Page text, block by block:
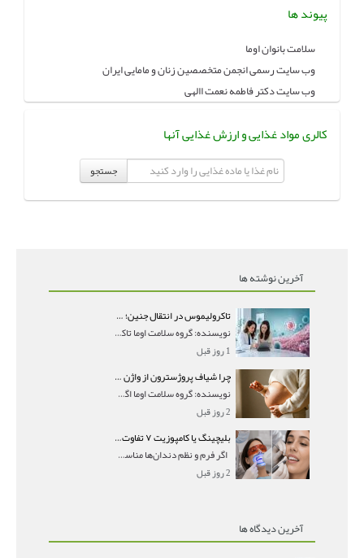
پیوند ها
سلامت بانوان اوما
وب سایت رسمی انجمن متخصصین زنان و مامایی ایران
وب سایت دکتر فاطمه نعمت االهی
کالری مواد غذایی و ارزش غذایی آنها
جستجو
آخرین نوشته ها
تاکرولیموس در انتقال جنین؛ آیا شانس لانه‌گزینی را افزایش می‌دهد؟
نویسنده: گروه سلامت اوما تاکرولیموس در انتقال جنین
1 روز قبل
چرا شیاف پروژسترون از واژن بیرون می‌ریزد؟ میزان جذب و زمان صحیح مصرف
نویسنده: گروه سلامت اوما اگر بعد از گذاشتن شیاف پر
2 روز قبل
بلیچینگ یا کامپوزیت ۷ تفاوت مهم برای انتخاب درست
اگر فرم و نظم دندان‌ها مناسب است و مشکل
2 روز قبل
آخرین دیدگاه ها